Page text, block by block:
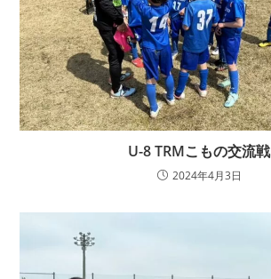
U-8 TRMこもの交流戦
2024年4月3日